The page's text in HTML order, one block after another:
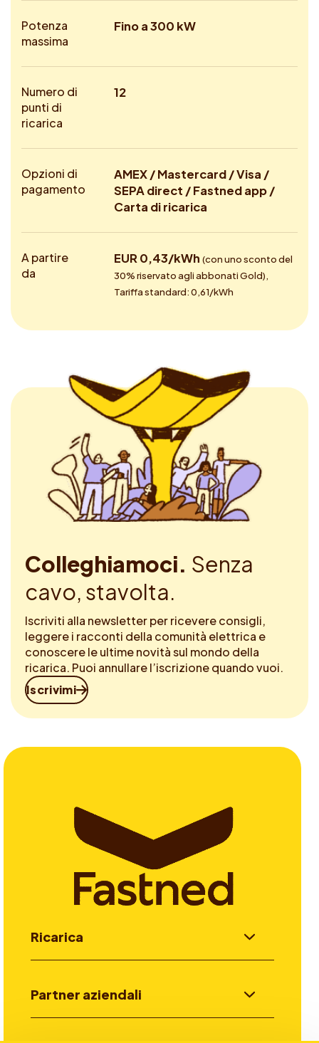
Potenza
massima
Fino a 300 kW
Numero di
punti di
ricarica
12
Opzioni di
pagamento
AMEX / Mastercard / Visa /
SEPA direct / Fastned app /
Carta di ricarica
A partire
da
EUR 0,43/kWh (con uno sconto del
30% riservato agli abbonati Gold),
Tariffa standard: 0,61/kWh
Colleghiamoci. Senza
cavo, stavolta.
Iscriviti alla newsletter per ricevere consigli,
leggere i racconti della comunità elettrica e
conoscere le ultime novità sul mondo della
ricarica. Puoi annullare l’iscrizione quando vuoi.
Iscrivimi
Ricarica
Partner aziendali